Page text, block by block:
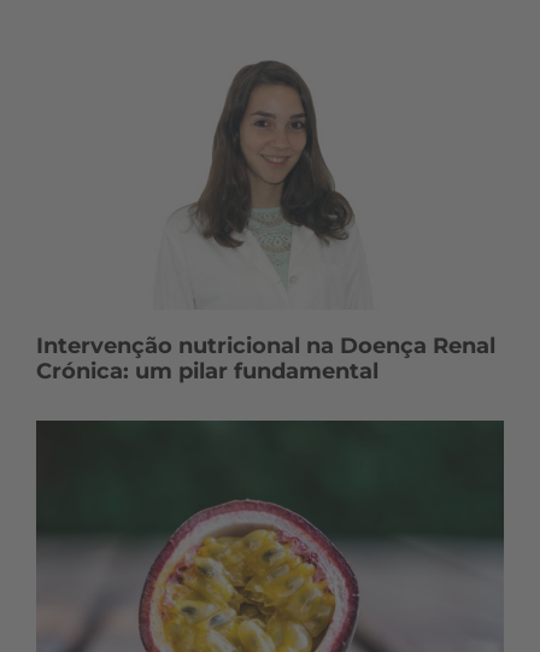
Intervenção nutricional na Doença Renal
Crónica: um pilar fundamental